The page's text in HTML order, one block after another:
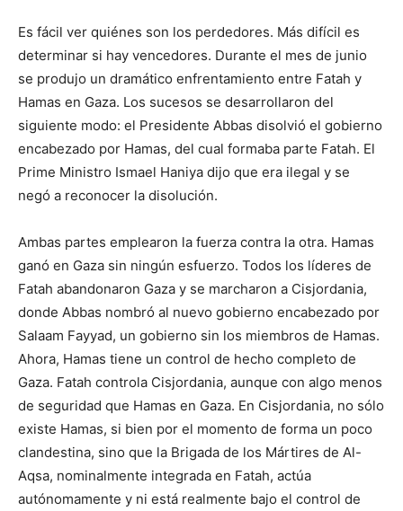
Es fácil ver quiénes son los perdedores. Más difícil es
determinar si hay vencedores. Durante el mes de junio
se produjo un dramático enfrentamiento entre Fatah y
Hamas en Gaza. Los sucesos se desarrollaron del
siguiente modo: el Presidente Abbas disolvió el gobierno
encabezado por Hamas, del cual formaba parte Fatah. El
Prime Ministro Ismael Haniya dijo que era ilegal y se
negó a reconocer la disolución.
Ambas partes emplearon la fuerza contra la otra. Hamas
ganó en Gaza sin ningún esfuerzo. Todos los líderes de
Fatah abandonaron Gaza y se marcharon a Cisjordania,
donde Abbas nombró al nuevo gobierno encabezado por
Salaam Fayyad, un gobierno sin los miembros de Hamas.
Ahora, Hamas tiene un control de hecho completo de
Gaza. Fatah controla Cisjordania, aunque con algo menos
de seguridad que Hamas en Gaza. En Cisjordania, no sólo
existe Hamas, si bien por el momento de forma un poco
clandestina, sino que la Brigada de los Mártires de Al-
Aqsa, nominalmente integrada en Fatah, actúa
autónomamente y ni está realmente bajo el control de